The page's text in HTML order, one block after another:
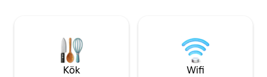
trädgården och poolen genom
glasluckor. Badrummet på övervåningen
har en duschkabin. Utanför finns en
härlig uteplats med grill och utsikt över
värmen från
läggas till på
Kök Wifi